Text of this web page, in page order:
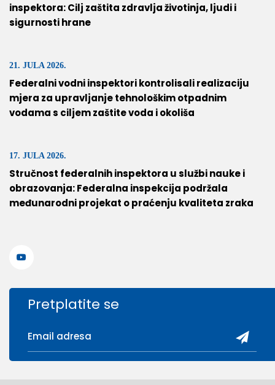
inspektora: Cilj zaštita zdravlja životinja, ljudi i
sigurnosti hrane
21. JULA 2026.
Federalni vodni inspektori kontrolisali realizaciju
mjera za upravljanje tehnološkim otpadnim
vodama s ciljem zaštite voda i okoliša
17. JULA 2026.
Stručnost federalnih inspektora u službi nauke i
obrazovanja: Federalna inspekcija podržala
međunarodni projekat o praćenju kvaliteta zraka
Pretplatite se